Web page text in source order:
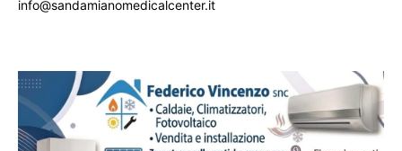
info@sandamianomedicalcenter.it